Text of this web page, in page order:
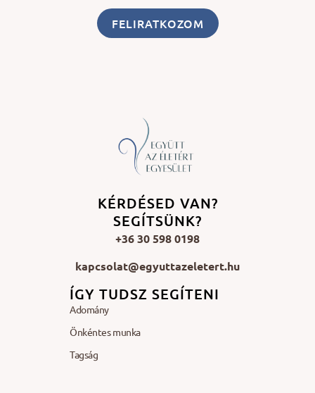
FELIRATKOZOM
KÉRDÉSED VAN?
SEGÍTSÜNK?
+36 30 598 0198
kapcsolat@egyuttazeletert.hu
ÍGY TUDSZ SEGÍTENI
Adomány
Önkéntes munka
Tagság